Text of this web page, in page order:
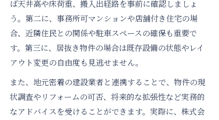
空き工場活用で建設業が得る事業効率化
建設業の現場ニーズを満たす物件改装術
貸し倉庫の立地と建設業の業務効率向上
会津空き工場を活かす建設業の工夫とは
居抜き店舗利用で広がるビジネスチャンス
建設業が注目する居抜き店舗の活用方法
会津若松市 居抜き 店舗の実践活用術
ば天井高や床荷重、搬入出経路を事前に確認しましょ
う。第二に、事務所可マンションや店舗付き住宅の場
合、近隣住民との関係や駐車スペースの確保も重要で
す。第三に、居抜き物件の場合は既存設備の状態やレイ
アウト変更の自由度も見逃せません。
また、地元密着の建設業者と連携することで、物件の現
状調査やリフォームの可否、将来的な拡張性など実務的
なアドバイスを受けることができます。実際に、株式会